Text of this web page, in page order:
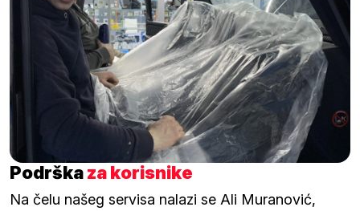
Podrškaza korisnike
Na čelu našeg servisa nalazi se Ali Muranović,